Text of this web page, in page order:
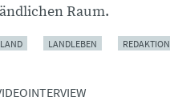
Raum.
LAND LANDLEBEN